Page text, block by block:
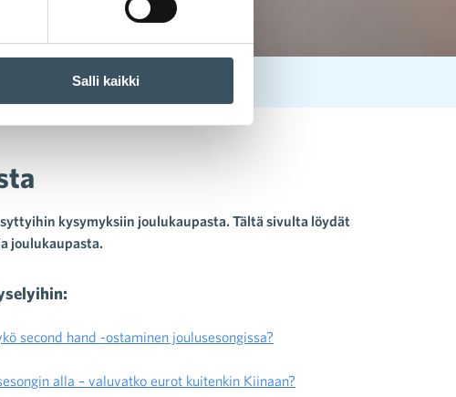
Salli kaikki
kysymyksiin joulukaupasta. Tältä sivulta löydät
joulukaupasta.
second hand -ostaminen joulusesongissa?
alla – valuvatko eurot kuitenkin Kiinaan?